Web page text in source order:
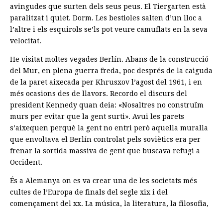
avingudes que surten dels seus peus. El Tiergarten està
paralitzat i quiet. Dorm. Les bestioles salten d’un lloc a
l’altre i els esquirols se’ls pot veure camuflats en la seva
velocitat.
He visitat moltes vegades Berlín. Abans de la construcció
del Mur, en plena guerra freda, poc després de la caiguda
de la paret aixecada per Khrusxov l’agost del 1961, i en
més ocasions des de llavors. Recordo el discurs del
president Kennedy quan deia: «Nosaltres no construïm
murs per evitar que la gent surti». Avui les parets
s’aixequen perquè la gent no entri però aquella muralla
que envoltava el Berlín controlat pels soviètics era per
frenar la sortida massiva de gent que buscava refugi a
Occident.
És a Alemanya on es va crear una de les societats més
cultes de l’Europa de finals del segle xix i del
començament del xx. La música, la literatura, la filosofia,